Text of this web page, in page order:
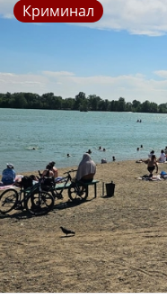
Криминал